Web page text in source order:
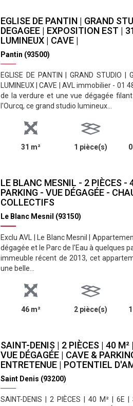
EGLISE DE PANTIN | GRAND
DEGAGEE | EXPOSITION EST |
LUMINEUX | CAVE |
Pantin (93500)
EGLISE DE PANTIN | GRAND STUDIO
LUMINEUX | CAVE | AVL immobilier -
de la verdure et une vue dégagée
l'Ourcq, ce grand studio lumineux...
31 m² 1 pièce(s)
LE BLANC MESNIL - 2 PIÈCES -
PARKING - VUE DÉGAGÉE -
COLLECTIFS
Le Blanc Mesnil (93150)
Exclu AVL | Le Blanc Mesnil |
dégagée et le Parc de l'Eau à quelques
immeuble récent de 2013, cet
une belle...
46 m² 2 pièce(s)
SAINT-DENIS | 2 PIÈCES | 40 M²
VUE DÉGAGÉE | CAVE &
ENTRETENUE | POTENTIEL
Saint Denis (93200)
SAINT-DENIS | 2 PIÈCES | 40 M² | 6E |